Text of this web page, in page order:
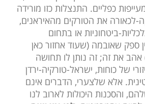
כפליים. התנצלות כזו מורידה
לכאורה את הטורקים מהאיראנים,
ביטחוניות או בתחום
ספק שאובמה (שעוד אחזור כאן
את זה; זה נותן לו תחושה
של כוחות, ישראל-טורקיה-ירדן
אלא שלצערי, הדברים אינם
והסכנות היכולות לארוב לנו